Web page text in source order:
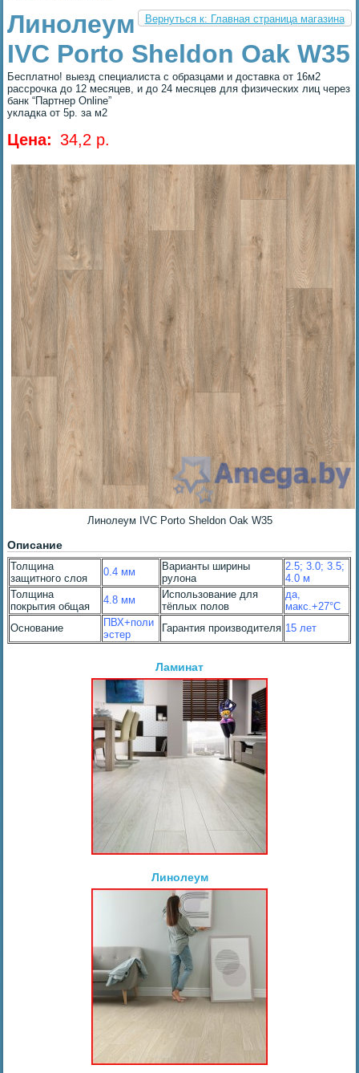
Вернуться к: Главная страница магазина
Линолеум
IVC Porto Sheldon Oak W35
Бесплатно! выезд специалиста с образцами и доставка от 16м2
рассрочка до 12 месяцев, и до 24 месяцев для физических лиц через
банк “Партнер Online”
укладка от 5р. за м2
Цена: 34,2 p.
Линолеум IVC Porto Sheldon Oak W35
Описание
Толщина
защитного слоя
0.4 мм
Варианты ширины
рулона
2.5; 3.0; 3.5;
4.0 м
Толщина
покрытия общая
4.8 мм
Использование для
тёплых полов
да,
макс.+27°С
Основание
ПВХ+поли
эстер
Гарантия производителя 15 лет
Ламинат
Линолеум